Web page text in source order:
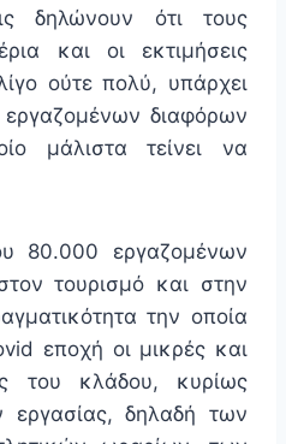
δηλώνουν ότι τους
και οι εκτιμήσεις
ούτε πολύ, υπάρχει
διαφόρων
μάλιστα τείνει να
80.000 εργαζομένων
τουρισμό και στην
την οποία
εποχή οι μικρές και
του κλάδου, κυρίως
δηλαδή των